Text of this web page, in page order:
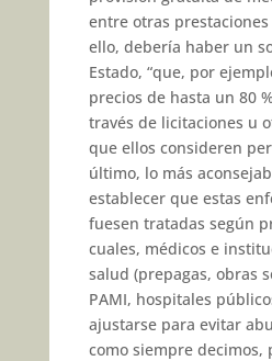
entre otras
ello, debería haber un
Estado, “que, por
precios de hasta un 80
través de licitaciones u
que ellos consideren
último, lo más
establecer que estas
fuesen tratadas según
cuales, médicos e
salud (prepagas, obras
PAMI, hospitales
ajustarse para evitar
como siempre